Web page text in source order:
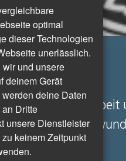
Heiligenhafen: Arbeit
eine
optimal
dieser Technologien
unerlässlich.
und unsere
deinem Gerät
deine Daten
Dritte
unsere Dienstleister
keinem Zeitpunkt